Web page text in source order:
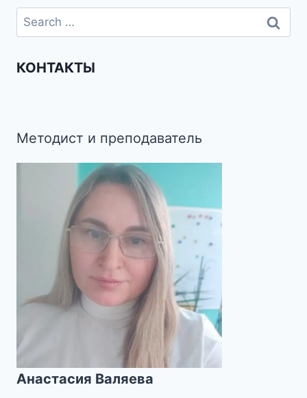
КОНТАКТЫ
Методист и преподаватель
Анастасия Валяева